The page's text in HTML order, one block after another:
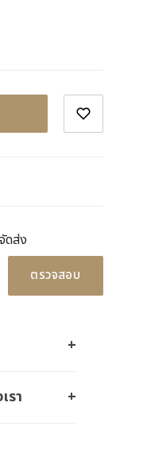
ดส่ง
ตรวจสอบ
รา